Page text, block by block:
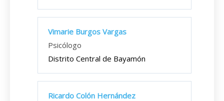
Vimarie Burgos Vargas
Psicólogo
Distrito Central de Bayamón
Ricardo Colón Hernández